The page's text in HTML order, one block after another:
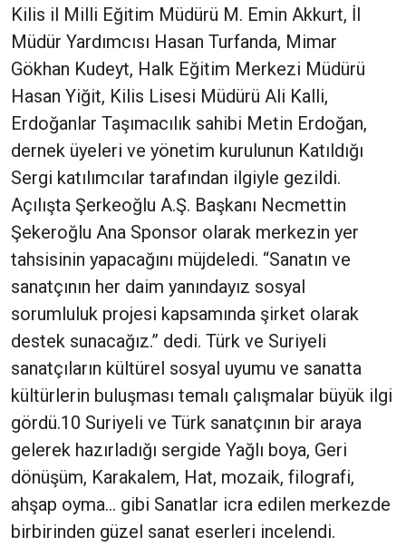
Kilis il Milli Eğitim Müdürü M. Emin Akkurt, İl
Müdür Yardımcısı Hasan Turfanda, Mimar
Gökhan Kudeyt, Halk Eğitim Merkezi Müdürü
Hasan Yiğit, Kilis Lisesi Müdürü Ali Kalli,
Erdoğanlar Taşımacılık sahibi Metin Erdoğan,
dernek üyeleri ve yönetim kurulunun Katıldığı
Sergi katılımcılar tarafından ilgiyle gezildi.
Açılışta Şerkeoğlu A.Ş. Başkanı Necmettin
Şekeroğlu Ana Sponsor olarak merkezin yer
tahsisinin yapacağını müjdeledi. “Sanatın ve
sanatçının her daim yanındayız sosyal
sorumluluk projesi kapsamında şirket olarak
destek sunacağız.” dedi. Türk ve Suriyeli
sanatçıların kültürel sosyal uyumu ve sanatta
kültürlerin buluşması temalı çalışmalar büyük ilgi
gördü.10 Suriyeli ve Türk sanatçının bir araya
gelerek hazırladığı sergide Yağlı boya, Geri
dönüşüm, Karakalem, Hat, mozaik, filografi,
ahşap oyma… gibi Sanatlar icra edilen merkezde
birbirinden güzel sanat eserleri incelendi.